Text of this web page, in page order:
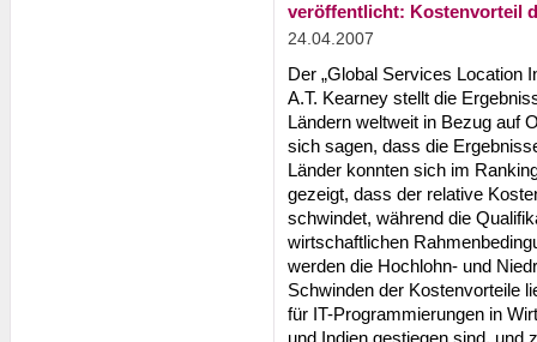
veröffentlicht: Kostenvorteil
24.04.2007
Der „Global Services Location
A.T. Kearney stellt die
Ländern weltweit in Bezug auf
sich sagen, dass die
Länder konnten sich im
gezeigt, dass der relative
schwindet, während die
wirtschaftlichen
werden die Hochlohn- und
Schwinden der Kostenvorteile
für IT-Programmierungen in